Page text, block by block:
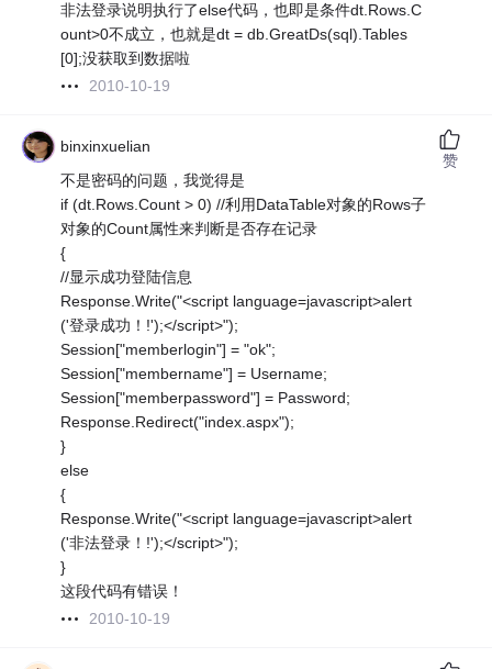
非法登录说明执行了else代码，也即是条件dt.Rows.C
ount>0不成立，也就是dt = db.GreatDs(sql).Tables
[0];没获取到数据啦
2010-10-19
binxinxuelian
不是密码的问题，我觉得是
if (dt.Rows.Count > 0) //利用DataTable对象的Rows子
对象的Count属性来判断是否存在记录
{
//显示成功登陆信息
Response.Write("<script language=javascript>alert
('登录成功！!');</script>");
Session["memberlogin"] = "ok";
Session["membername"] = Username;
Session["memberpassword"] = Password;
Response.Redirect("index.aspx");
}
else
{
Response.Write("<script language=javascript>alert
('非法登录！!');</script>");
}
这段代码有错误！
2010-10-19
赞